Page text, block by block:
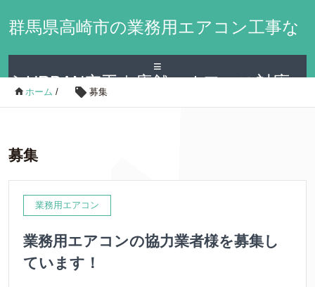
群馬県高崎市の業務用エアコン工事な
らURBAN空工｜店舗・オフィス対応
≡
ホーム / 募集
募集
業務用エアコン
業務用エアコンの協力業者様を募集し
ています！